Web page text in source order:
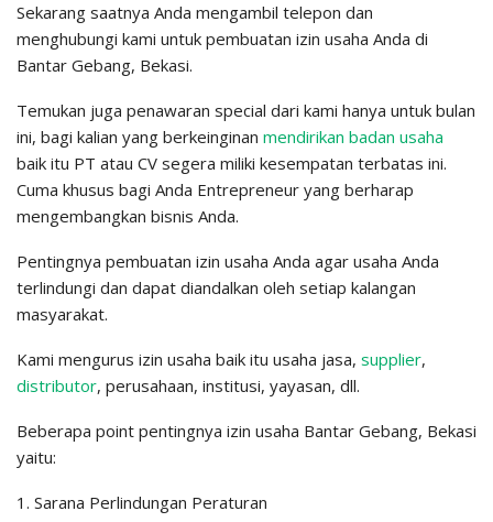
Sekarang saatnya Anda mengambil telepon dan
menghubungi kami untuk pembuatan izin usaha Anda di
Bantar Gebang, Bekasi.
Temukan juga penawaran special dari kami hanya untuk bulan
ini, bagi kalian yang berkeinginan mendirikan badan usaha
baik itu PT atau CV segera miliki kesempatan terbatas ini.
Cuma khusus bagi Anda Entrepreneur yang berharap
mengembangkan bisnis Anda.
Pentingnya pembuatan izin usaha Anda agar usaha Anda
terlindungi dan dapat diandalkan oleh setiap kalangan
masyarakat.
Kami mengurus izin usaha baik itu usaha jasa, supplier,
distributor, perusahaan, institusi, yayasan, dll.
Beberapa point pentingnya izin usaha Bantar Gebang, Bekasi
yaitu:
1. Sarana Perlindungan Peraturan